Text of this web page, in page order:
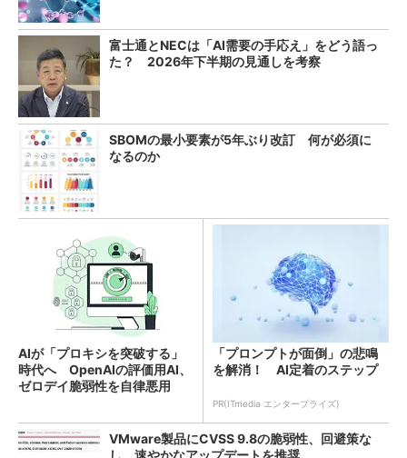
富士通とNECは「AI需要の手応え」をどう語っ
た？ 2026年下半期の見通しを考察
SBOMの最小要素が5年ぶり改訂 何が必須に
なるのか
AIが「プロキシを突破する」
時代へ OpenAIの評価用AI、
ゼロデイ脆弱性を自律悪用
「プロンプトが面倒」の悲鳴
を解消！ AI定着のステップ
PR(ITmedia エンタープライズ)
VMware製品にCVSS 9.8の脆弱性、回避策な
し 速やかなアップデートを推奨